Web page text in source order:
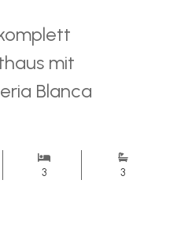
mit
Blanca
3 3